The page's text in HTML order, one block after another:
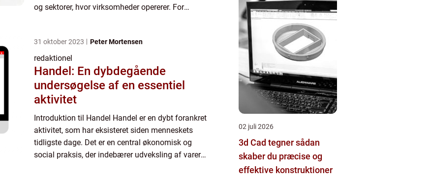
og sektorer, hvor virksomheder opererer. For
31 oktober 2023 Peter Mortensen
redaktionel
Handel: En dybdegående
undersøgelse af en essentiel
aktivitet
Introduktion til Handel Handel er en dybt forankret
aktivitet, som har eksisteret siden menneskets
tidligste dage. Det er en central økonomisk og
social praksis, der indebærer udveksling af varer
02 juli 2026
3d Cad tegner sådan
skaber du præcise og
effektive konstruktioner